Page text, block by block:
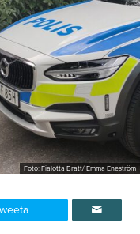
Foto: Fialotta Bratt/ Emma Eneström